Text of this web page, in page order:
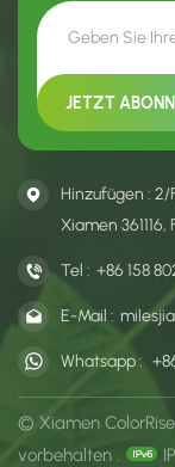
Bedruckungen sind
Hinzufügen : 2/
Xiamen
Tel : +86 158
E-Mail :
Whatsapp :
© Xiamen
vorbehalten .